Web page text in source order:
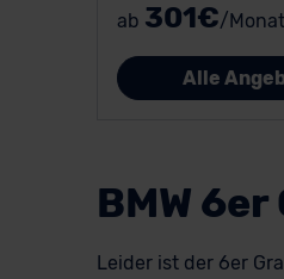
ab 301€/Monat
Alle
BMW
Leider ist der 6er